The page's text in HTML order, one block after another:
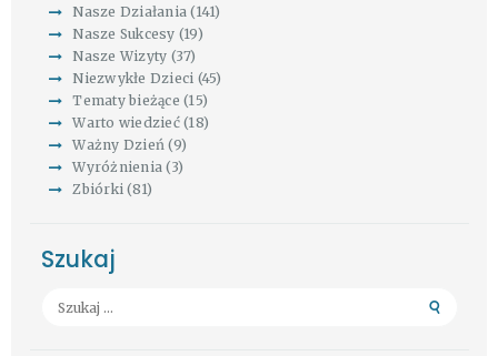
Nasze Działania (141)
Nasze Sukcesy (19)
Nasze Wizyty (37)
Niezwykłe Dzieci (45)
Tematy bieżące (15)
Warto wiedzieć(18)
Ważny Dzień (9)
Wyróżnienia (3)
Zbiórki (81)
Szukaj
Szukaj: